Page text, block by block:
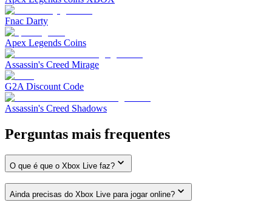
Fnac Darty
Apex Legends Coins
Assassin's Creed Mirage
G2A Discount Code
Assassin's Creed Shadows
Perguntas mais frequentes
O que é que o Xbox Live faz?
Ainda precisas do Xbox Live para jogar online?